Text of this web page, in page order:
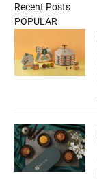
Recent Posts
POPULAR